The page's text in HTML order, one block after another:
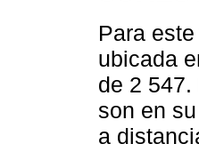
Para
ubicada
de 2
son en
a